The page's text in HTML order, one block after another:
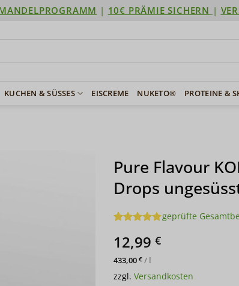
| 10€ PRÄMIE SICHERN |
KUCHEN & SÜSSES EISCREME NUKETO® PROTEINE &
Pure Flavour
Drops
mit
4.8
von 5,
basierend
Kundenbewertungen
geprüfte
12,99 €
433,00 € / l
zzgl. Versandkosten